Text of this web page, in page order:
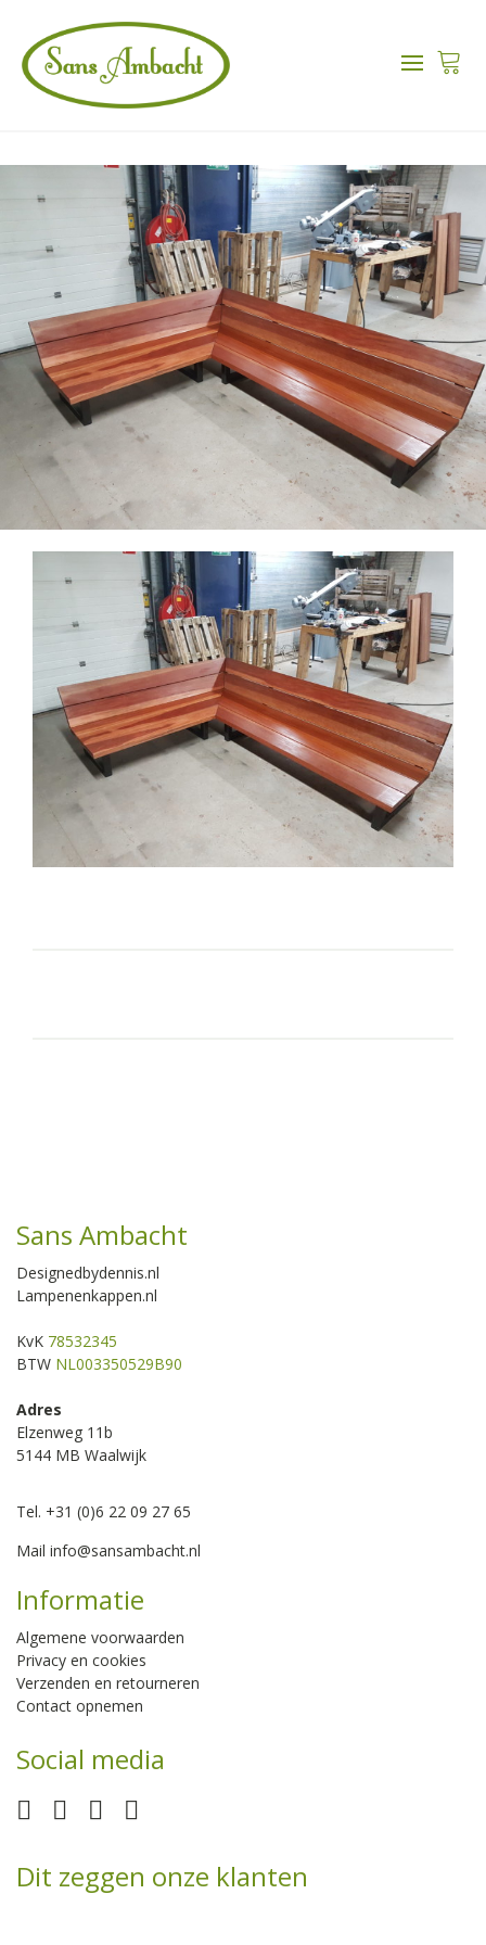
Sans Ambacht
Designedbydennis.nl
Lampenenkappen.nl
KvK 78532345
BTW NL003350529B90
Adres
Elzenweg 11b
5144 MB Waalwijk
Tel. +31 (0)6 22 09 27 65
Mail info@sansambacht.nl
Informatie
Algemene voorwaarden
Privacy en cookies
Verzenden en retourneren
Contact opnemen
Social media
Dit zeggen onze klanten